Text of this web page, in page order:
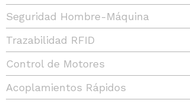
Seguridad Hombre-Máquina
Trazabilidad RFID
Control de Motores
Acoplamientos Rápidos